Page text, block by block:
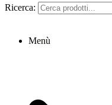
Ricerca:
Menù